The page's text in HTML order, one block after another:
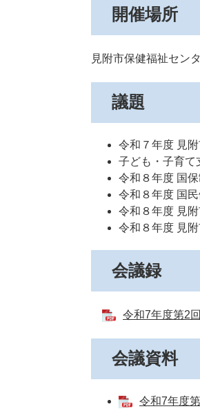
開催場所
見附市保健福祉セン
議題
令和７年度 見
子ども・子育て
令和８年度 国
令和８年度 国
令和８年度 見
令和８年度 見
会議録
令和7年度第2
会議資料​
令和7年度